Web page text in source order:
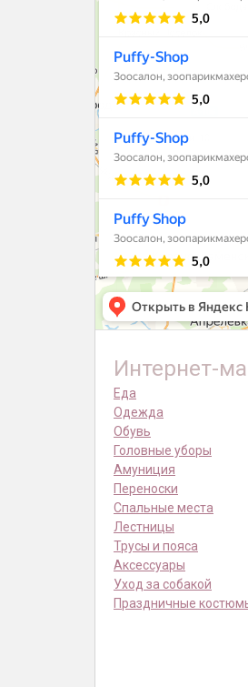
Интернет-
Еда
Одежда
Обувь
Головные уборы
Амуниция
Переноски
Спальные места
Лестницы
Трусы и пояса
Аксессуары
Уход за собакой
Праздничные